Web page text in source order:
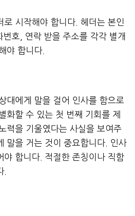
로 시작해야 합니다. 헤더는 본인
호, 연락 받을 주소를 각각 별개
야 합니다.
대에게 말을 걸어 인사를 함으로
화할 수 있는 첫 번째 기회를 제
력을 기울였다는 사실을 보여주
말을 거는 것이 중요합니다. 인사
야 합니다. 적절한 존칭이나 직함
.